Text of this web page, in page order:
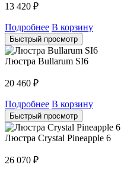
13 420 ₽
Подробнее В корзину
Быстрый просмотр
Люстра Bullarum SI6
20 460 ₽
Подробнее В корзину
Быстрый просмотр
Люстра Crystal Pineapple 6
26 070 ₽